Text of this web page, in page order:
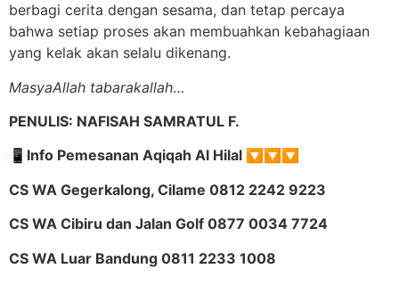
berbagi cerita dengan sesama, dan tetap percaya
bahwa setiap proses akan membuahkan kebahagiaan
yang kelak akan selalu dikenang.
MasyaAllah tabarakallah…
PENULIS: NAFISAH SAMRATUL F.
📱Info Pemesanan Aqiqah Al Hilal 🔽🔽🔽
CS WA Gegerkalong, Cilame 0812 2242 9223
CS WA Cibiru dan Jalan Golf 0877 0034 7724
CS WA Luar Bandung 0811 2233 1008